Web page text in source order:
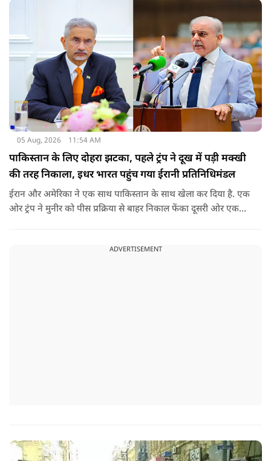
वीजा का समय-समय पर नवीनीकरण कराते हैं.
05 Aug, 2026 11:54 AM
पाकिस्तान के लिए दोहरा झटका, पहले ट्रंप ने दूख में पड़ी मक्खी
की तरह निकाला, इधर भारत पहुंच गया ईरानी प्रतिनिधिमंडल
ईरान और अमेरिका ने एक साथ पाकिस्तान के साथ खेला कर दिया है. एक
ओर ट्रंप ने मुनीर को पीस प्रक्रिया से बाहर निकाल फेंका दूसरी ओर एक
ADVERTISEMENT